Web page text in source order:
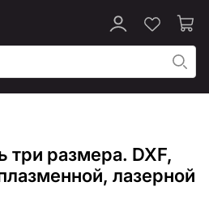
размера. DXF,
лазерной